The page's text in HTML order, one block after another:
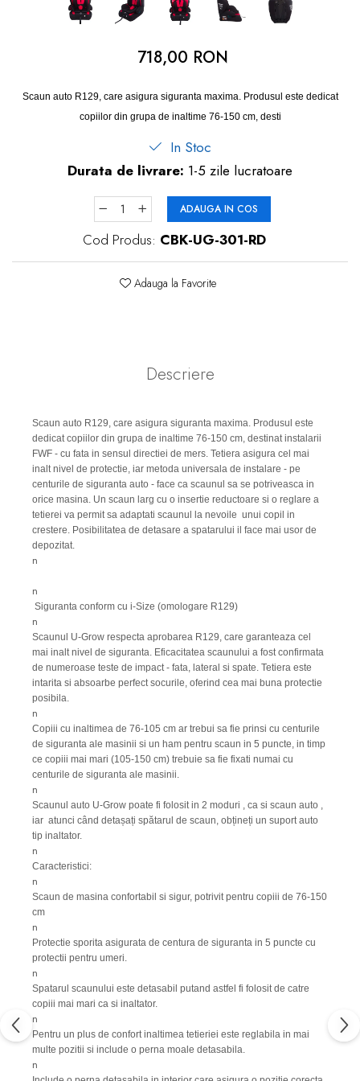
dopuri de urechi
718,00 RON
Scaun auto R129, care asigura siguranta maxima. Produsul este dedicat
copiilor din grupa de inaltime 76-150 cm, desti
In Stoc
Durata de livrare: 1-5 zile lucratoare
ADAUGA IN COS
Cod Produs: CBK-UG-301-RD
Adauga la Favorite
Descriere
Scaun auto R129, care asigura siguranta maxima. Produsul este
dedicat copiilor din grupa de inaltime 76-150 cm, destinat instalarii
FWF - cu fata in sensul directiei de mers. Tetiera asigura cel mai
inalt nivel de protectie, iar metoda universala de instalare - pe
centurile de siguranta auto - face ca scaunul sa se potriveasca in
orice masina. Un scaun larg cu o insertie reductoare si o reglare a
tetierei va permit sa adaptati scaunul la nevoile unui copil in
crestere. Posibilitatea de detasare a spatarului il face mai usor de
depozitat.
n
n
Siguranta conform cu i-Size (omologare R129)
n
Scaunul U-Grow respecta aprobarea R129, care garanteaza cel
mai inalt nivel de siguranta. Eficacitatea scaunului a fost confirmata
de numeroase teste de impact - fata, lateral si spate. Tetiera este
intarita si absoarbe perfect socurile, oferind cea mai buna protectie
posibila.
n
Copiii cu inaltimea de 76-105 cm ar trebui sa fie prinsi cu centurile
de siguranta ale masinii si un ham pentru scaun in 5 puncte, in timp
ce copiii mai mari (105-150 cm) trebuie sa fie fixati numai cu
centurile de siguranta ale masinii.
n
Scaunul auto U-Grow poate fi folosit in 2 moduri , ca si scaun auto ,
iar atunci când detașați spătarul de scaun, obțineți un suport auto
tip inaltator.
n
Caracteristici:
n
Scaun de masina confortabil si sigur, potrivit pentru copiii de 76-150
cm
n
Protectie sporita asigurata de centura de siguranta in 5 puncte cu
protectii pentru umeri.
n
Spatarul scaunului este detasabil putand astfel fi folosit de catre
copiii mai mari ca si inaltator.
n
Pentru un plus de confort inaltimea tetieriei este reglabila in mai
multe pozitii si include o perna moale detasabila.
n